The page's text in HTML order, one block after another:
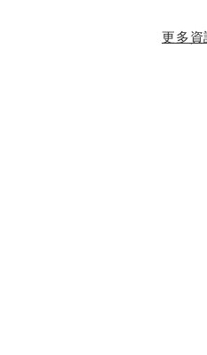
更多資